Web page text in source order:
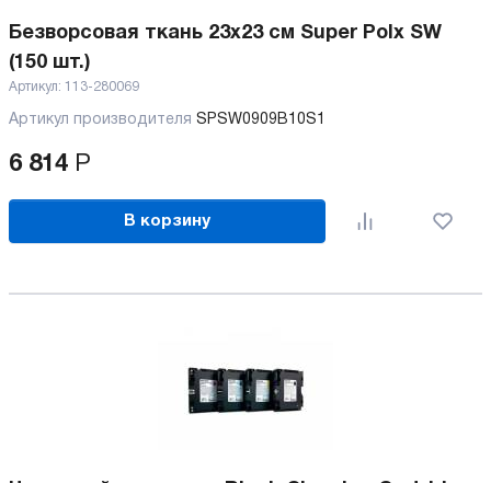
Безворсовая ткань 23х23 см Super Polx SW
(150 шт.)
Артикул: 113-280069
Артикул производителя SPSW0909B10S1
6 814 Р
В корзину